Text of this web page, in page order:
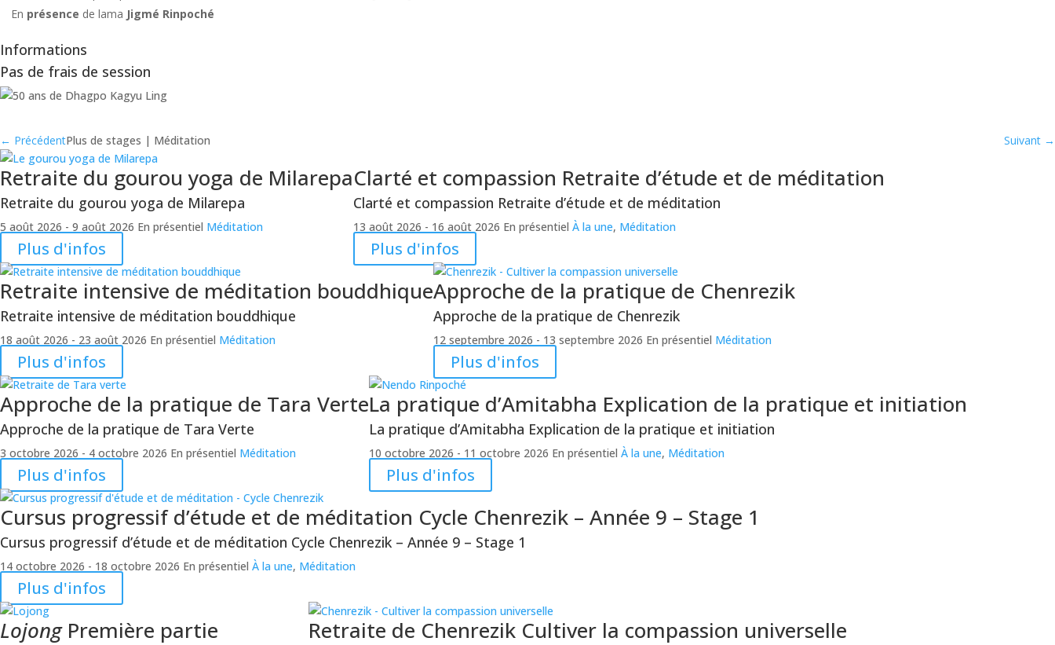
En présence de lama Jigmé Rinpoché
Informations
Pas de frais de session
← Précédent Suivant →
Plus de stages | Méditation
Retraite du gourou yoga de Milarepa
Retraite du gourou yoga de Milarepa
5 août 2026 - 9 août 2026 En présentiel Méditation
Plus d'infos
Clarté et compassion Retraite d’étude et de méditation
Clarté et compassion Retraite d’étude et de méditation
13 août 2026 - 16 août 2026 En présentiel À la une, Méditation
Plus d'infos
Retraite intensive de méditation bouddhique
Retraite intensive de méditation bouddhique
18 août 2026 - 23 août 2026 En présentiel Méditation
Plus d'infos
Approche de la pratique de Chenrezik
Approche de la pratique de Chenrezik
12 septembre 2026 - 13 septembre 2026 En présentiel Méditation
Plus d'infos
Approche de la pratique de Tara Verte
Approche de la pratique de Tara Verte
3 octobre 2026 - 4 octobre 2026 En présentiel Méditation
Plus d'infos
La pratique d’Amitabha Explication de la pratique et initiation
La pratique d’Amitabha Explication de la pratique et initiation
10 octobre 2026 - 11 octobre 2026 En présentiel À la une, Méditation
Plus d'infos
Cursus progressif d’étude et de méditation Cycle Chenrezik – Année 9 – Stage 1
Cursus progressif d’étude et de méditation Cycle Chenrezik – Année 9 – Stage 1
14 octobre 2026 - 18 octobre 2026 En présentiel À la une, Méditation
Plus d'infos
LojongPremière partie Retraite de Chenrezik Cultiver la compassion universelle